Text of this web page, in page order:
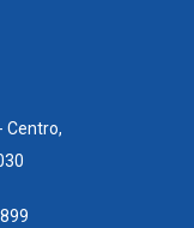
Centro,